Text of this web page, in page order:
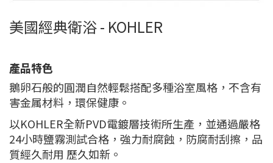
美國經典衛浴 - KOHLER
產品特色
鵝卵石般的圓潤自然輕鬆搭配多種浴室風格，不含有
害金属材料，環保健康。
以KOHLER全新PVD電鍍層技術所生產，並通過嚴格
24小時鹽霧測試合格，強力耐腐蝕，防腐耐刮擦，品
質經久耐用 歷久如新。